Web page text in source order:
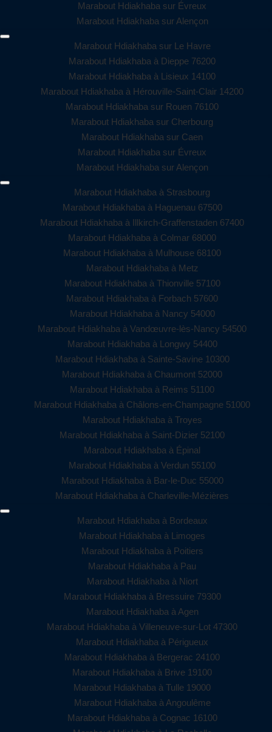
Marabout Hdiakhaba sur Évreux
Marabout Hdiakhaba sur Alençon
Marabout Hdiakhaba sur Le Havre
Marabout Hdiakhaba à Dieppe 76200
Marabout Hdiakhaba à Lisieux 14100
Marabout Hdiakhaba à Hérouville-Saint-Clair 14200
Marabout Hdiakhaba sur Rouen 76100
Marabout Hdiakhaba sur Cherbourg
Marabout Hdiakhaba sur Caen
Marabout Hdiakhaba sur Évreux
Marabout Hdiakhaba sur Alençon
Marabout Hdiakhaba à Strasbourg
Marabout Hdiakhaba à Haguenau 67500
Marabout Hdiakhaba à Illkirch-Graffenstaden 67400
Marabout Hdiakhaba à Colmar 68000
Marabout Hdiakhaba à Mulhouse 68100
Marabout Hdiakhaba à Metz
Marabout Hdiakhaba à Thionville 57100
Marabout Hdiakhaba à Forbach 57600
Marabout Hdiakhaba à Nancy 54000
Marabout Hdiakhaba à Vandœuvre-lès-Nancy 54500
Marabout Hdiakhaba à Longwy 54400
Marabout Hdiakhaba à Sainte-Savine 10300
Marabout Hdiakhaba à Chaumont 52000
Marabout Hdiakhaba à Reims 51100
Marabout Hdiakhaba à Châlons-en-Champagne 51000
Marabout Hdiakhaba à Troyes
Marabout Hdiakhaba à Saint-Dizier 52100
Marabout Hdiakhaba à Épinal
Marabout Hdiakhaba à Verdun 55100
Marabout Hdiakhaba à Bar-le-Duc 55000
Marabout Hdiakhaba à Charleville-Mézières
Marabout Hdiakhaba à Bordeaux
Marabout Hdiakhaba à Limoges
Marabout Hdiakhaba à Poitiers
Marabout Hdiakhaba à Pau
Marabout Hdiakhaba à Niort
Marabout Hdiakhaba à Bressuire 79300
Marabout Hdiakhaba à Agen
Marabout Hdiakhaba à Villeneuve-sur-Lot 47300
Marabout Hdiakhaba à Périgueux
Marabout Hdiakhaba à Bergerac 24100
Marabout Hdiakhaba à Brive 19100
Marabout Hdiakhaba à Tulle 19000
Marabout Hdiakhaba à Angoulême
Marabout Hdiakhaba à Cognac 16100